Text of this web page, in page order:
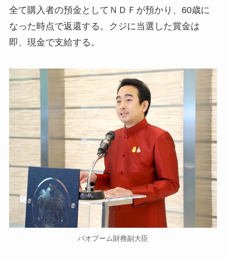
全て購入者の預金としてＮＤＦが預かり、60歳に
なった時点で返還する。クジに当選した賞金は
即、現金で支給する。
パオプーム財務副大臣